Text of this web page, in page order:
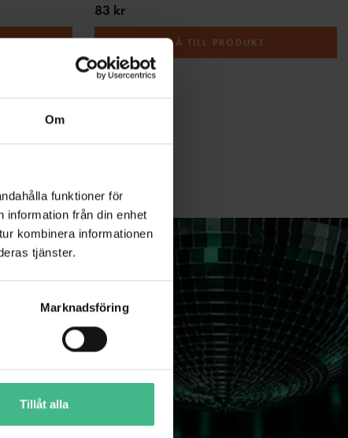
Om
funktioner för
information från din enhet
kombinera informationen
tjänster.
Marknadsföring
Tillåt alla
83 kr
GÅ TILL PRODUKT